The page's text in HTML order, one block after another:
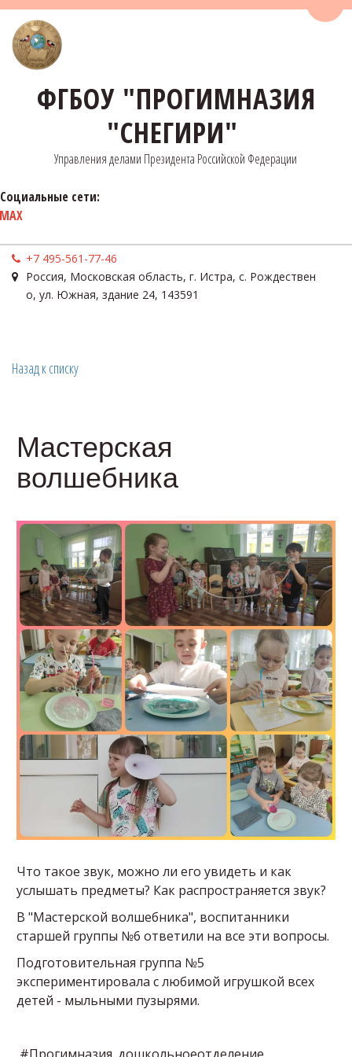
ФГБОУ "ПРОГИМНАЗИЯ
"СНЕГИРИ"
Управления делами Президента Российской Федерации
Социальные сети:
MAX
+7 495-561-77-46
Россия, Московская область, г. Истра, с. Рождествен
о, ул. Южная, здание 24, 143591
Назад к списку
Мастерская
волшебника
Что такое звук, можно ли его увидеть и как
услышать предметы? Как распространяется звук?
В "Мастерской волшебника", воспитанники
старшей группы №6 ответили на все эти вопросы.
Подготовительная группа №5
экспериментировала с любимой игрушкой всех
детей - мыльными пузырями.